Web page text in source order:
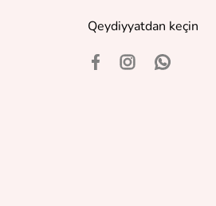
Qeydiyyatdan keçin